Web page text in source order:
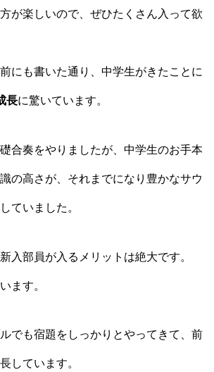
が楽しいので、ぜひたくさん入って欲
にも書いた通り、中学生がきたことに
長に驚いています。
合奏をやりましたが、中学生のお手本
の高さが、それまでになり豊かなサウ
ていました。
入部員が入るメリットは絶大です。
ます。
でも宿題をしっかりとやってきて、前
しています。